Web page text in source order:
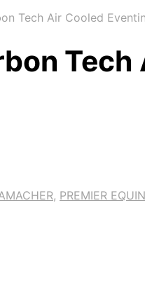
Tech Air Cooled
, PREMIER